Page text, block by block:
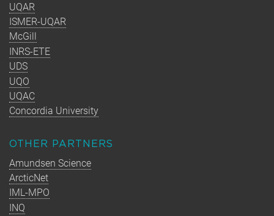
UQAR
ISMER-UQAR
McGill
INRS-ETE
UDS
UQO
UQAC
Concordia University
OTHER PARTNERS
Amundsen Science
ArcticNet
IML-MPO
INQ